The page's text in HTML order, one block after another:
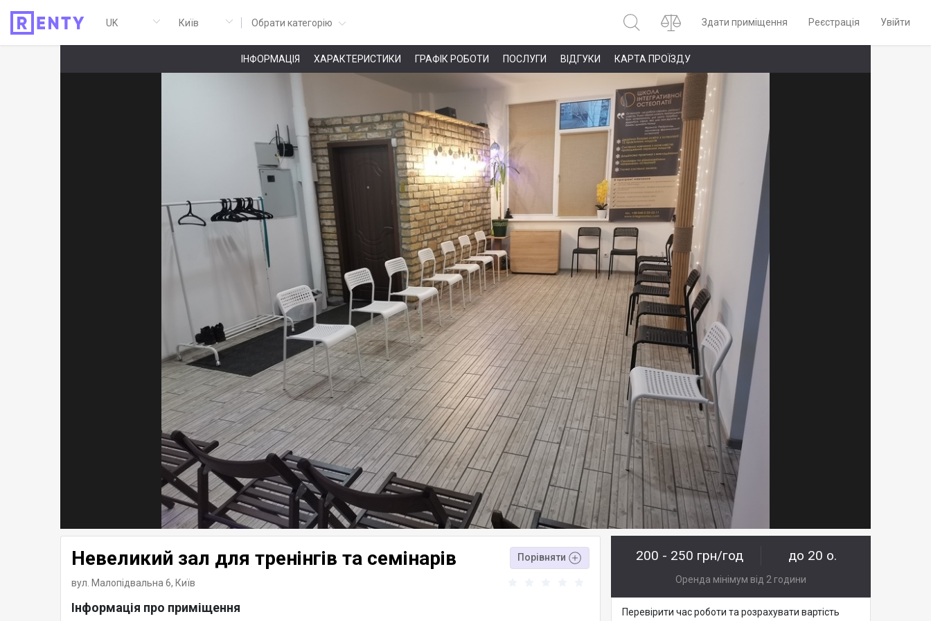
Обрати категорію Здати приміщення Реєстрація Увійти
ІНФОРМАЦІЯ ХАРАКТЕРИСТИКИ ГРАФІК РОБОТИ ПОСЛУГИ ВІДГУКИ КАРТА ПРОЇЗДУ
Невеликий зал для тренінгів та семінарів Порівняти
вул. Малопідвальна 6, Київ
Інформація про приміщення
200 - 250 грн/год до 20 о.
Оренда мінімум від 2 години
Перевірити час роботи та розрахувати вартість